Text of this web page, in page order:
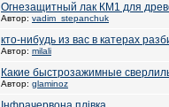
Огнезащитный лак КМ1 для
Автор: vadim_stepanchuk
кто-нибудь из вас в катерах
Автор: milali
Какие быстрозажимные
Автор: glaminoz